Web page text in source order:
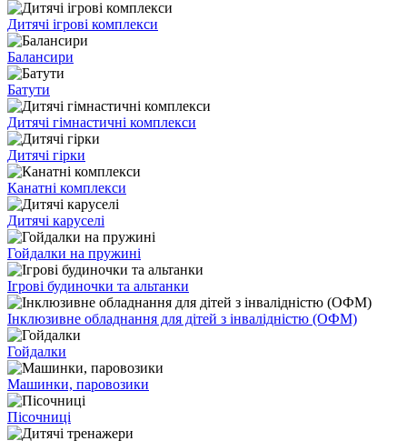
Дитячі ігрові комплекси
Балансири
Батути
Дитячі гімнастичні комплекси
Дитячі гірки
Канатні комплекси
Дитячі каруселі
Гойдалки на пружині
Ігрові будиночки та альтанки
Інклюзивне обладнання для дітей з інвалідністю (ОФМ)
Гойдалки
Машинки, паровозики
Пісочниці